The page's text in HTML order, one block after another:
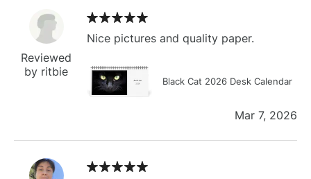
Reviewed
by ritbie
Nice pictures and quality paper.
Black Cat 2026 Desk Calendar
Mar 7, 2026